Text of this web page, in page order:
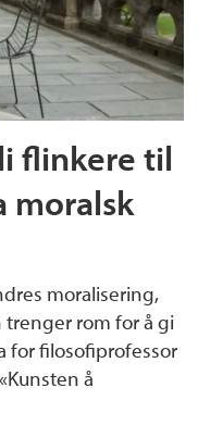
flinkere til
moralsk
moralisering,
rom for å gi
for filosofiprofessor
å